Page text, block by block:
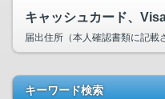
キーワード検索